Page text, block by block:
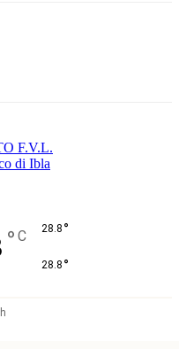
F.V.L.
di Ibla
° C 28.8 °
28.8 °